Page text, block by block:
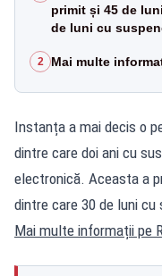
primit și 45 de
de luni cu
2 Mai multe
Instanța a mai decis o
dintre care doi ani cu
electronică. Aceasta a
dintre care 30 de luni
Mai multe informații pe